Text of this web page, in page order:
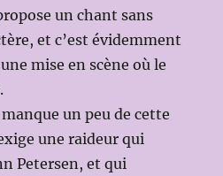
un chant sans
et c’est évidemment
mise en scène où le
un peu de cette
une raideur qui
Petersen, et qui